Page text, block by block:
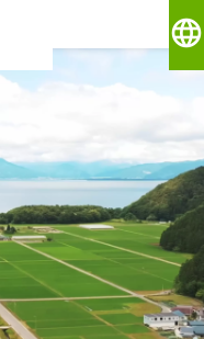
language